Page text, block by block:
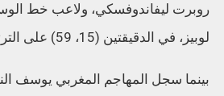
روبرت ليفاندوفسكي، ولاعب خط
لوبيز، في الدقيقتين (15، 59) على الترتيب.
بينما سجل المهاجم المغربي يوسف